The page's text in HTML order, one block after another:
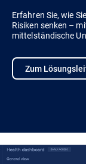
Erfahren Sie, wie
Risiken senken –
mittelständische
Zum